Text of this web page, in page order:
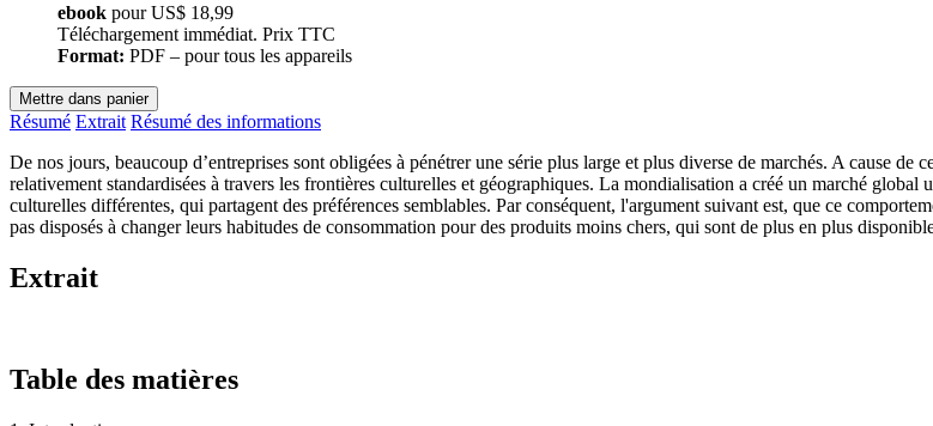
ebook pourUS$ 18,99
Téléchargement immédiat. Prix TTC
Format: PDF – pour tous les appareils
Mettre dans panier
Résumé Extrait Résumé des informations
De nos jours, beaucoup d’entreprises sont obligées à pénétrer une série plus large et plus diverse de marchés. A cause
relativement standardisées à travers les frontières culturelles et géographiques. La mondialisation a créé un marché
culturelles différentes, qui partagent des préférences semblables. Par conséquent, l'argument suivant est, que ce
pas disposés à changer leurs habitudes de consommation pour des produits moins chers, qui sont de plus en plus
Extrait
Table des matières